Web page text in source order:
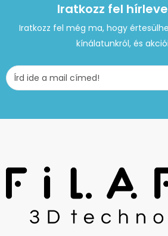
Iratkozz fel
Iratkozz fel még ma, hogy
kínálatunkról, és